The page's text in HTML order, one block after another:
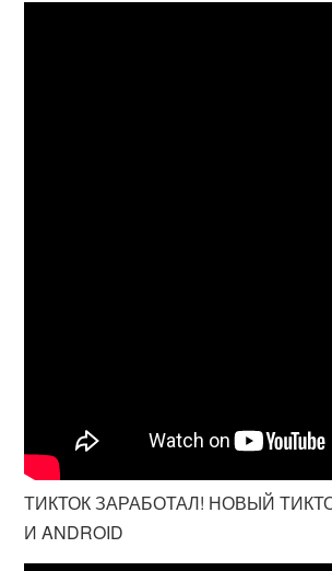
ТИКТОК ЗАРАБОТАЛ! НОВЫЙ
И ANDROID